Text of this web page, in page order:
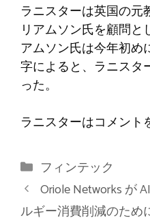
ラニスターは英国の元
リアムソン氏を顧問と
アムソン氏は今年初
字によると、ラニスタ
った。
ラニスターはコメント
カ
テ
ゴ
フィンテック
Oriole Networks が
ルギー消費削減のため